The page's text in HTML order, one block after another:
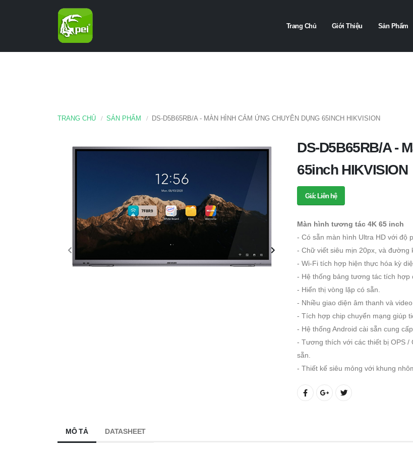
Trang Chủ Giới Thiệu Sản Phẩm
TRANG CHỦ SẢN PHẨM DS-D5B65RB/A - MÀN HÌNH CẢM ỨNG CHUYÊN DỤNG 65INCH HIKVISION
DS-D5B65RB/A -
65inch HIKVISION
Giá: Liên hệ
Màn hình tương tác 4K 65 inch
- Có sẵn màn hình Ultra HD với độ
- Chữ viết siêu mịn 20px, và đường
- Wi-Fi tích hợp hiện thực hóa kỳ
- Hệ thống bảng tương tác tích hợp
- Hiển thị vòng lặp có sẵn.
- Nhiều giao diện âm thanh và
- Tích hợp chip chuyển mạng giúp
- Hệ thống Android cài sẵn cung
- Tương thích với các thiết bị OPS
sẵn.
- Thiết kế siêu mỏng với khung
MÔ TẢ DATASHEET